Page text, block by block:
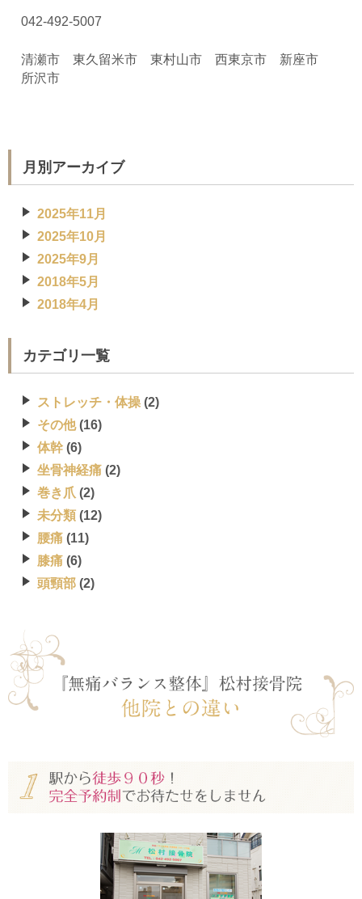
042-492-5007
清瀬市 東久留米市 東村山市 西東京市 新座市
所沢市
月別アーカイブ
2025年11月
2025年10月
2025年9月
2018年5月
2018年4月
カテゴリ一覧
ストレッチ・体操 (2)
その他(16)
体幹 (6)
坐骨神経痛 (2)
巻き爪 (2)
未分類 (12)
腰痛 (11)
膝痛 (6)
頭頸部 (2)